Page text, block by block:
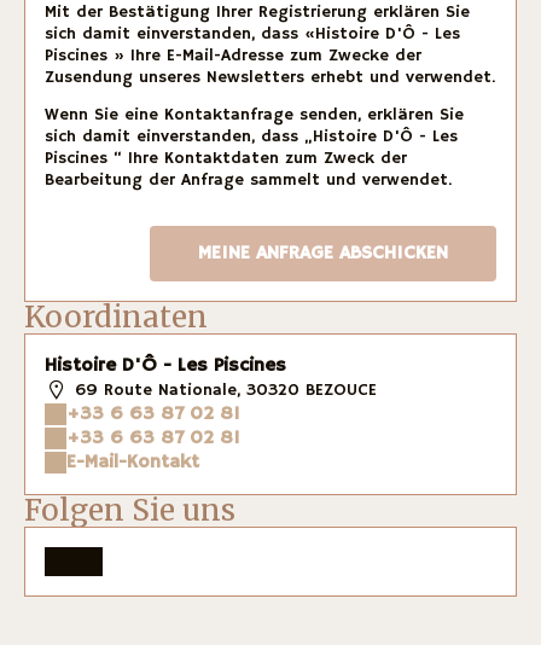
Mit der Bestätigung Ihrer Registrierung erklären Sie
sich damit einverstanden, dass «Histoire D'Ô - Les
Piscines » Ihre E-Mail-Adresse zum Zwecke der
Zusendung unseres Newsletters erhebt und verwendet.
Wenn Sie eine Kontaktanfrage senden, erklären Sie
sich damit einverstanden, dass „Histoire D'Ô - Les
Piscines “ Ihre Kontaktdaten zum Zweck der
Bearbeitung der Anfrage sammelt und verwendet.
Koordinaten
Histoire D'Ô - Les Piscines
69 Route Nationale, 30320 BEZOUCE
+33 6 63 87 02 81
+33 6 63 87 02 81
E-Mail-Kontakt
Folgen Sie uns